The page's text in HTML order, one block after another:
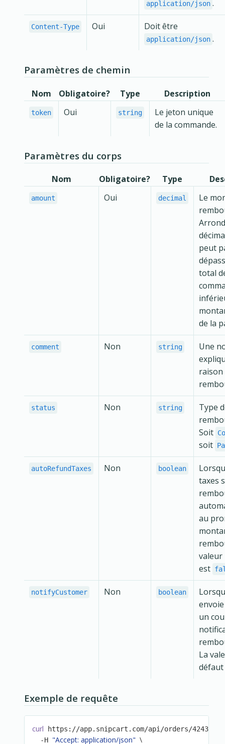
application/json .
Content-Type Oui Doit être
application/json .
Paramètres de chemin
Nom Obligatoire? Type Description
token Oui string
Le jeton unique
de la commande.
Paramètres du corps
Nom Obligatoire? Type
amount Oui decimal
Le
peut
total
de la
comment Non string
Une
raison
status Non string
Type
Soit
soit
autoRefundTaxes Non boolean
taxes
au
valeur
est
notifyCustomer Non boolean
un
La
Exemple de requête
curl https://app.snipcart.com/api/orders/
  -H
"Accept: application/json" \